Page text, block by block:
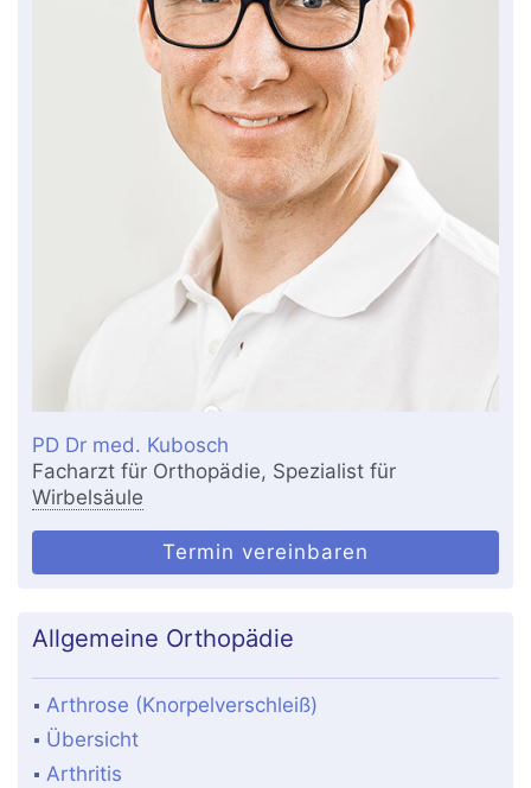
PD Dr med. Kubosch
Facharzt für Orthopädie, Spezialist für
Wirbelsäule
Termin vereinbaren
Allgemeine Orthopädie
Arthrose (Knorpelverschleiß)
Übersicht
Arthritis